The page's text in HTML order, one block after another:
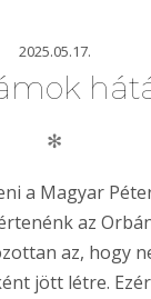
2025.05.17.
✻
a Magyar
az
az, hogy
jött létre.